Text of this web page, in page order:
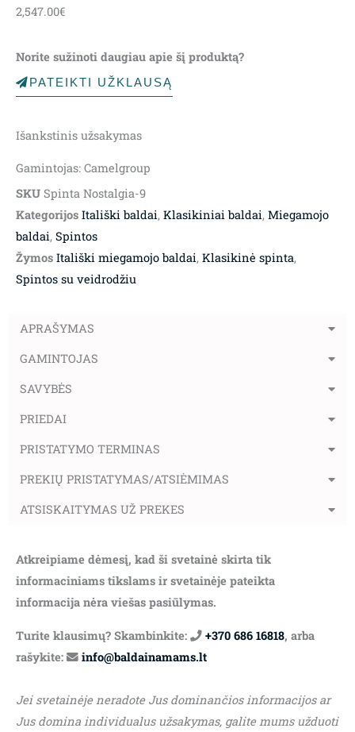
2,547.00€
Norite sužinoti daugiau apie šį produktą?
PATEIKTI UŽKLAUSĄ
Išankstinis užsakymas
Gamintojas: Camelgroup
SKU Spinta Nostalgia-9
Kategorijos Itališki baldai, Klasikiniai baldai, Miegamojo
baldai, Spintos
Žymos Itališki miegamojo baldai, Klasikinė spinta,
Spintos su veidrodžiu
APRAŠYMAS
GAMINTOJAS
SAVYBĖS
PRIEDAI
PRISTATYMO TERMINAS
PREKIŲ PRISTATYMAS/ATSIĖMIMAS
ATSISKAITYMAS UŽ PREKES
Atkreipiame dėmesį, kad ši svetainė skirta tik
informaciniams tikslams ir svetainėje pateikta
informacija nėra viešas pasiūlymas.
Turite klausimų? Skambinkite: +370 686 16818, arba
rašykite:
info@baldainamams.lt
Jei svetainėje neradote Jus dominančios informacijos ar
Jus domina individualus užsakymas, galite mums užduoti